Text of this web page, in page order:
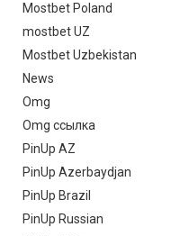
Mostbet Poland
mostbet UZ
Mostbet Uzbekistan
News
Omg
Omg ссылка
PinUp AZ
PinUp Azerbaydjan
PinUp Brazil
PinUp Russian